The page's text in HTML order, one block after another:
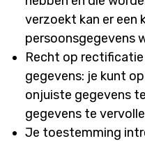
verzoekt kan er een
persoonsgegevens
Recht op
gegevens: je kunt
onjuiste gegevens
gegevens te
Je toestemming